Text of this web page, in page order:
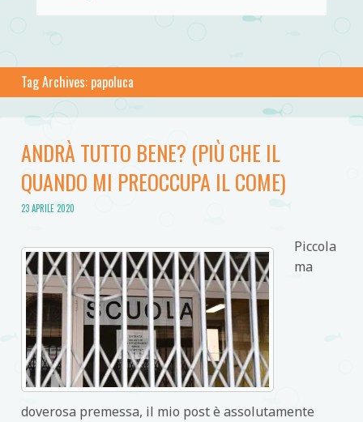
Tag Archives: papoluca
ANDRÀ TUTTO BENE? (PIÙ CHE IL
QUANDO MI PREOCCUPA IL COME)
23 APRILE 2020
Piccola
ma
doverosa premessa, il mio post è assolutamente